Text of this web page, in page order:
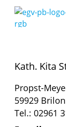
Kath. Kita
Propst-
59929 Brilon
Tel.: 02961